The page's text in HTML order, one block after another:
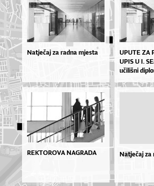
Natječaj za radna mjesta
UPU­TE ZA
UPIS U I.
u­či­liš­ni
REKTOROVA NAGRADA Natječaj za